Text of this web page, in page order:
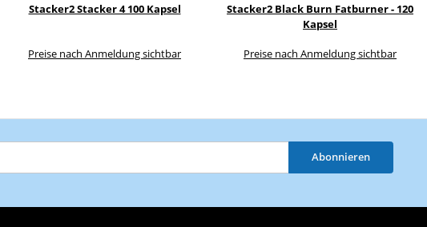
Stacker2 Stacker 4 100 Kapsel
Preise nach Anmeldung sichtbar
Stacker2 Black Burn Fatburner - 120
Kapsel
Preise nach Anmeldung sichtbar
Abonnieren